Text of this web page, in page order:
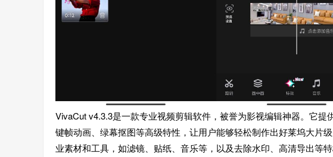
VivaCut v4.3.3是一款专业视频剪辑软件，被誉为影视编辑神器。它
键帧动画、绿幕抠图等高级特性，让用户能够轻松制作出好莱坞大片
业素材和工具，如滤镜、贴纸、音乐等，以及去除水印、高清导出等